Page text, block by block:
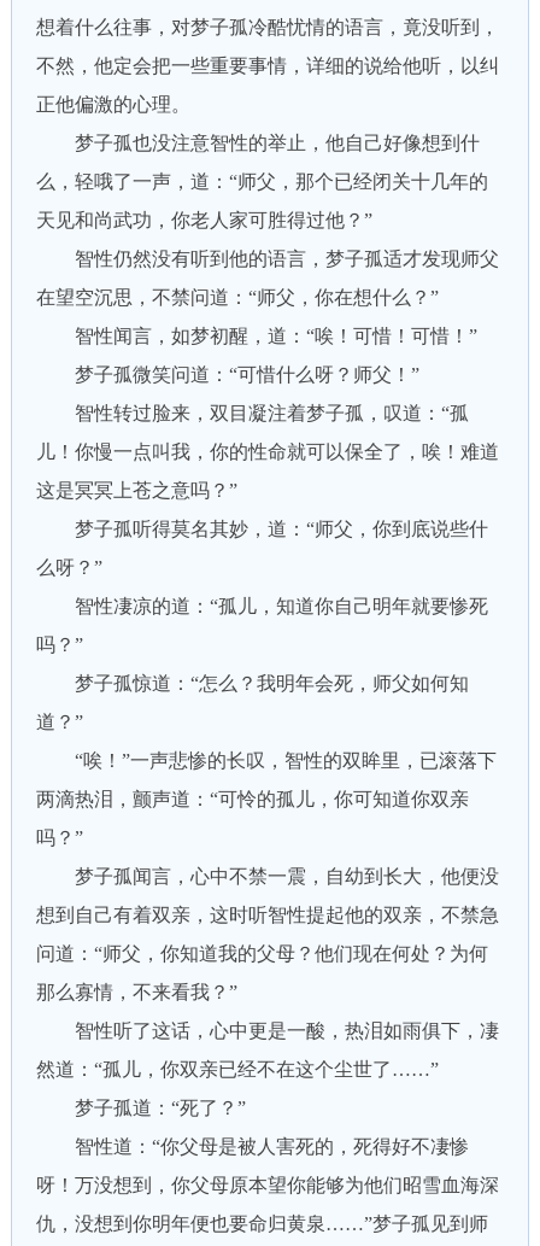
想着什么往事，对梦子孤冷酷忧情的语言，竟没听到，
不然，他定会把一些重要事情，详细的说给他听，以纠
正他偏激的心理。
梦子孤也没注意智性的举止，他自己好像想到什
么，轻哦了一声，道：“师父，那个已经闭关十几年的
天见和尚武功，你老人家可胜得过他？”
智性仍然没有听到他的语言，梦子孤适才发现师父
在望空沉思，不禁问道：“师父，你在想什么？”
智性闻言，如梦初醒，道：“唉！可惜！可惜！”
梦子孤微笑问道：“可惜什么呀？师父！”
智性转过脸来，双目凝注着梦子孤，叹道：“孤
儿！你慢一点叫我，你的性命就可以保全了，唉！难道
这是冥冥上苍之意吗？”
梦子孤听得莫名其妙，道：“师父，你到底说些什
么呀？”
智性凄凉的道：“孤儿，知道你自己明年就要惨死
吗？”
梦子孤惊道：“怎么？我明年会死，师父如何知
道？”
“唉！”一声悲惨的长叹，智性的双眸里，已滚落下
两滴热泪，颤声道：“可怜的孤儿，你可知道你双亲
吗？”
梦子孤闻言，心中不禁一震，自幼到长大，他便没
想到自己有着双亲，这时听智性提起他的双亲，不禁急
问道：“师父，你知道我的父母？他们现在何处？为何
那么寡情，不来看我？”
智性听了这话，心中更是一酸，热泪如雨俱下，凄
然道：“孤儿，你双亲已经不在这个尘世了……”
梦子孤道：“死了？”
智性道：“你父母是被人害死的，死得好不凄惨
呀！万没想到，你父母原本望你能够为他们昭雪血海深
仇，没想到你明年便也要命归黄泉……”梦子孤见到师